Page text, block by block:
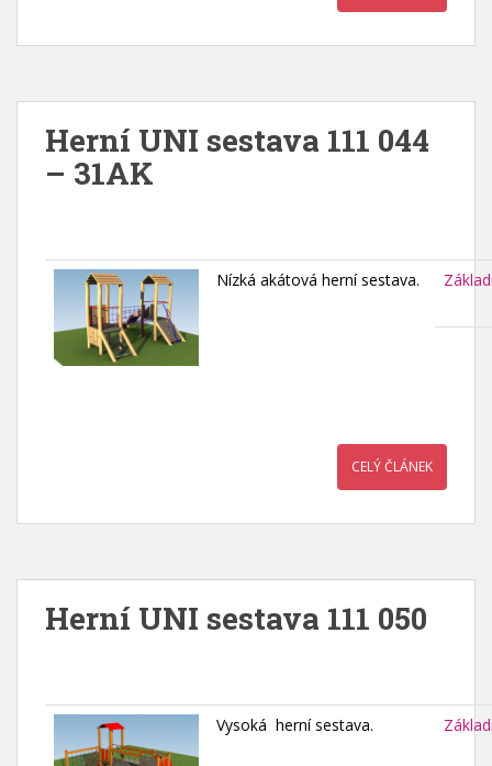
Herní UNI sestava 111 044
– 31AK
Nízká akátová herní sestava.
CELÝ ČLÁNEK
Herní UNI sestava 111 050
Vysoká herní sestava.